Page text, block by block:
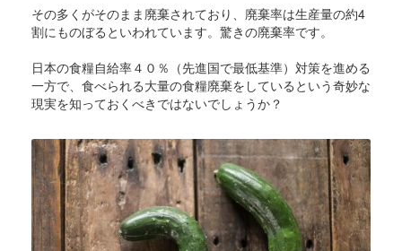
その多くがそのまま廃棄されており、廃棄率は生産量の約4
割にものぼるといわれています。驚きの廃棄率です。
日本の食糧自給率４０％（先進国で最低基準）対策を進める
一方で、食べられる大量の食糧廃棄をしているという奇妙な
現実を知っておくべきではないでしょうか？